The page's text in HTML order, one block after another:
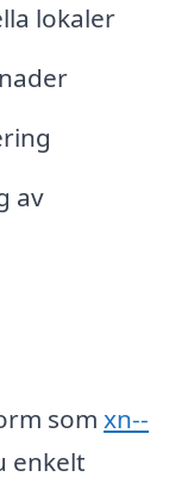
lokaler
av
som xn--
enkelt